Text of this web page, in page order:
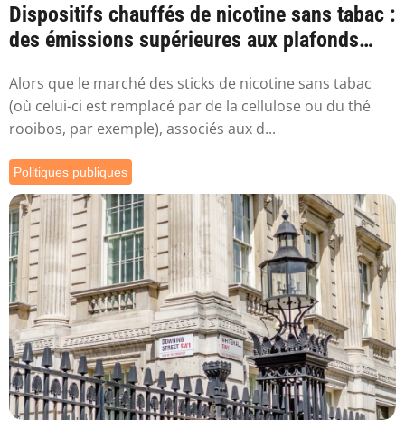
Dispositifs chauffés de nicotine sans tabac :
des émissions supérieures aux plafonds
Alors que le marché des sticks de nicotine sans tabac
(où celui-ci est remplacé par de la cellulose ou du thé
rooibos, par exemple), associés aux d...
Politiques publiques